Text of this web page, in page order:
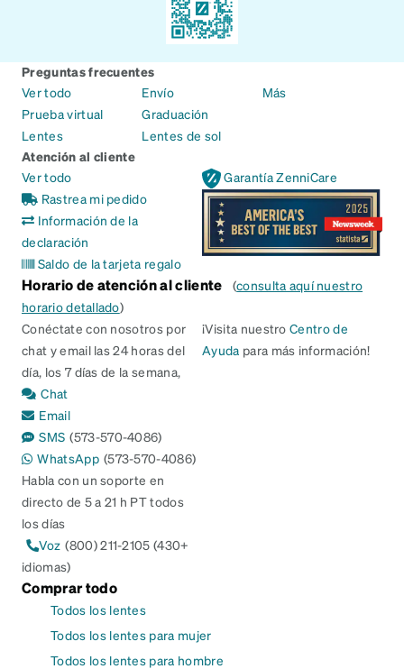
Preguntas frecuentes
Ver todo
Prueba virtual
Lentes
Envío
Graduación
Lentes de sol
Más
Atención al cliente
Ver todo
Rastrea mi pedido
Información de la
declaración
Saldo de la tarjeta regalo
Garantía ZenniCare
Horario de atención al cliente (consulta aquí nuestro
horario detallado)
Conéctate con nosotros por
chat y email las 24 horas del
día, los 7 días de la semana,
Chat
Email
SMS (573-570-4086)
WhatsApp (573-570-4086)
Habla con un soporte en
directo de 5 a 21 h PT todos
los días
Voz (800) 211-2105 (430+
idiomas)
¡Visita nuestroCentro de
Ayuda para más información!
Comprar todo
Todos los lentes
Todos los lentes para mujer
Todos los lentes para hombre